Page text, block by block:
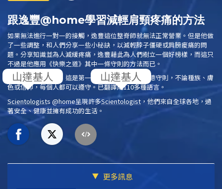
跟逸豐@home學習減輕肩頸疼痛的方法
如果無法進行一對一的接觸，逸豐這位整脊師就無法正常營業。但是他做
了一些調整，和人們分享一些小秘訣，以減輕脖子僵硬或肩膀痠痛的問
題。分享知識並為人減緩疼痛，逸豐藉此為人們樹立一個好榜樣，而這只
不過是他應用 《快樂之道》 其中一條守則的方法而已。
閱讀 《快樂之道》
，這是第一份完全基於常識的道德守則，不論種族、膚
色或信仰，每個人都可以遵守。已翻譯成110多種語言。
Scientologists @home呈現許多Scientologist ，他們來自全球各地，過
著安全、健康並擁有成功的生活。
更多訊息